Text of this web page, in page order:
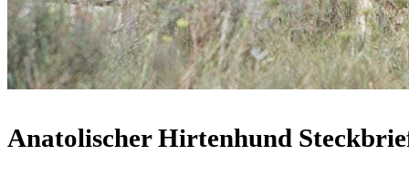
Anatolischer Hirtenhund